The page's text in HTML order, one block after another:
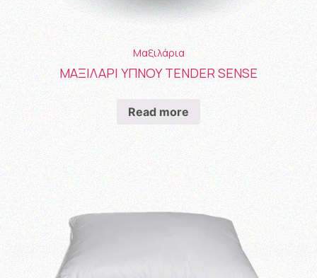
Μαξιλάρια
ΜΑΞΙΛΑΡΙ ΥΠΝΟΥ TENDER SENSE
Read more